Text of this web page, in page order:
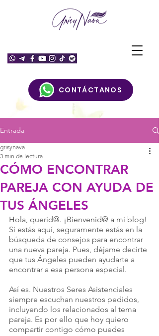
CONTÁCTANOS
Entrada
CÓMO ENCONTRAR
PAREJA CON AYUDA DE
TUS ÁNGELES
grisynava
3 min de lectura
Hola, querid@. ¡Bienvenid@ a mi blog!
Si estás aquí, seguramente estás en la
búsqueda de consejos para encontrar
una nueva pareja. Pues, déjame decirte
que tus Ángeles pueden ayudarte a
encontrar a esa persona especial.
Así es. Nuestros Seres Asistenciales
siempre escuchan nuestros pedidos,
incluyendo los relacionados al tema
pareja. Es por ello que hoy quiero
compartir contigo cómo puedes